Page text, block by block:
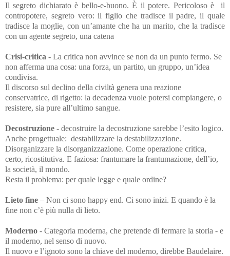
Il segreto dichiarato è bello-e-buono. È il potere. Pericoloso è il
contropotere, segreto vero: il figlio che tradisce il padre, il quale
tradisce la moglie, con un’amante che ha un marito, che la tradisce
con un agente segreto, una catena
Crisi-critica - La critica non avvince se non da un punto fermo. Se
non afferma una cosa: una forza, un partito, un gruppo, un’idea
condivisa.
Il discorso sul declino della civiltà genera una reazione
conservatrice, di rigetto: la decadenza vuole potersi compiangere, o
resistere, sia pure all’ultimo sangue.
Decostruzione - decostruire la decostruzione sarebbe l’esito logico.
Anche progettuale: destabilizzare la destabilizzazione.
Disorganizzare la disorganizzazione. Come operazione critica,
certo, ricostitutiva. E faziosa: frantumare la frantumazione, dell’io,
la società, il mondo.
Resta il problema: per quale legge e quale ordine?
Lieto fine – Non ci sono happy end. Ci sono inizi. E quando è la
fine non c’è più nulla di lieto.
Moderno - Categoria moderna, che pretende di fermare la storia - e
il moderno, nel senso di nuovo.
Il nuovo e l’ignoto sono la chiave del moderno, direbbe Baudelaire.